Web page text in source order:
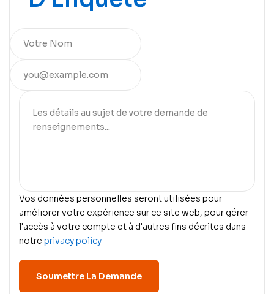
Vos données personnelles seront utilisées pour
améliorer votre expérience sur ce site web, pour gérer
l'accès à votre compte et à d'autres fins décrites dans
notre privacy policy